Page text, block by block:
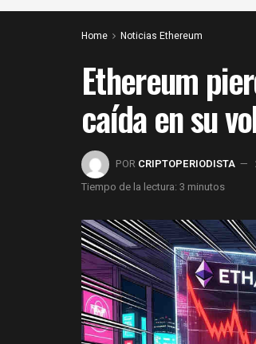
Home Noticias Ethereum
Ethereum
caída en su
POR CRIPTOPERIODISTA
Tiempo de la lectura: 3 minutos